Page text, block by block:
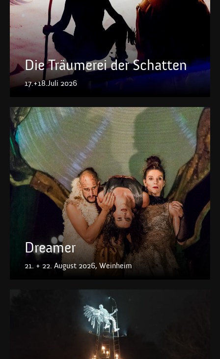
Die Träumerei der Schatten
17.+18.Juli 2026
Dreamer
21. + 22. August 2026, Weinheim